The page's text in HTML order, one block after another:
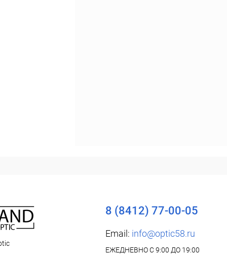
8 (8412) 77-00-05
Email: info@optic58.ru
ЕЖЕДНЕВНО С 9:00 ДО 19:00